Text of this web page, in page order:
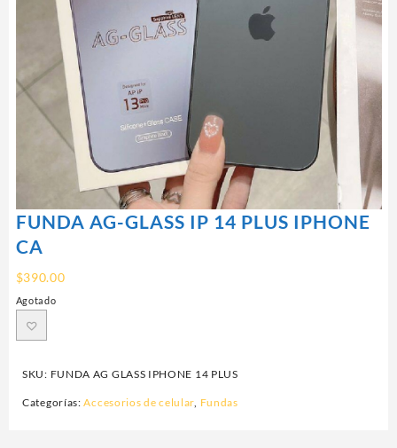
FUNDA AG-GLASS IP 14 PLUS IPHONE
CA
$390.00
Agotado
SKU: FUNDA AG GLASS IPHONE 14 PLUS
Categorías:Accesorios de celular, Fundas